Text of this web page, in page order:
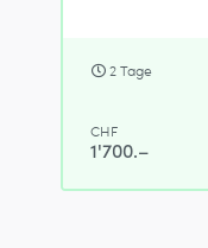
2 Tage
CHF
1'700.–